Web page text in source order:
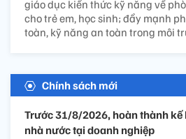
giáo dục kiến thức kỹ năng về
cho trẻ em, học sinh; đẩy mạnh
toàn, kỹ năng an toàn trong môi
Chính sách mới
Trước 31/8/2026, hoàn thành kế
nhà nước tại doanh nghiệp